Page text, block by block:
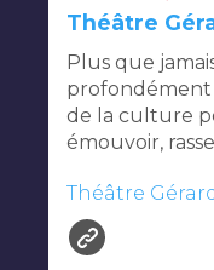
Théâtre
Plus que
de la culture
émouvoir,
Théâtre